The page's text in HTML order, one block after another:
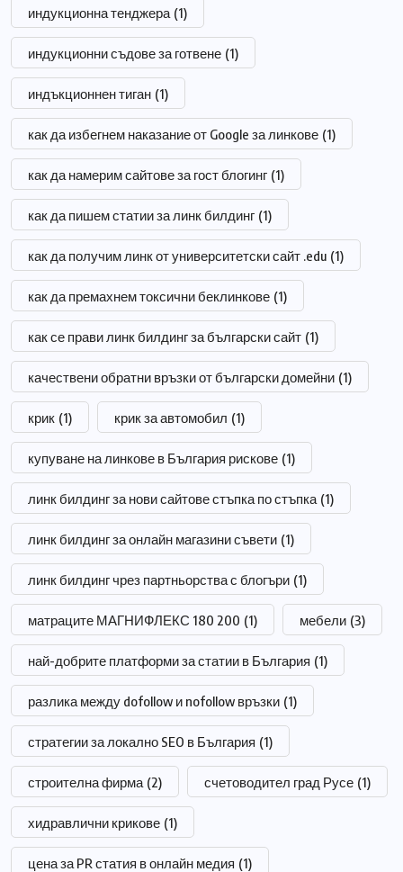
индукционна тенджера (1)
индукционни съдове за готвене (1)
индъкционнен тиган (1)
как да избегнем наказание от Google за линкове (1)
как да намерим сайтове за гост блогинг (1)
как да пишем статии за линк билдинг (1)
как да получим линк от университетски сайт .edu (1)
как да премахнем токсични беклинкове (1)
как се прави линк билдинг за български сайт (1)
качествени обратни връзки от български домейни (1)
крик (1) крик за автомобил (1)
купуване на линкове в България рискове (1)
линк билдинг за нови сайтове стъпка по стъпка (1)
линк билдинг за онлайн магазини съвети (1)
линк билдинг чрез партньорства с блогъри (1)
матраците МАГНИФЛЕКС 180 200 (1) мебели (3)
най-добрите платформи за статии в България (1)
разлика между dofollow и nofollow връзки (1)
стратегии за локално SEO в България (1)
строителна фирма (2) счетоводител град Русе (1)
хидравлични крикове (1)
цена за PR статия в онлайн медия (1)